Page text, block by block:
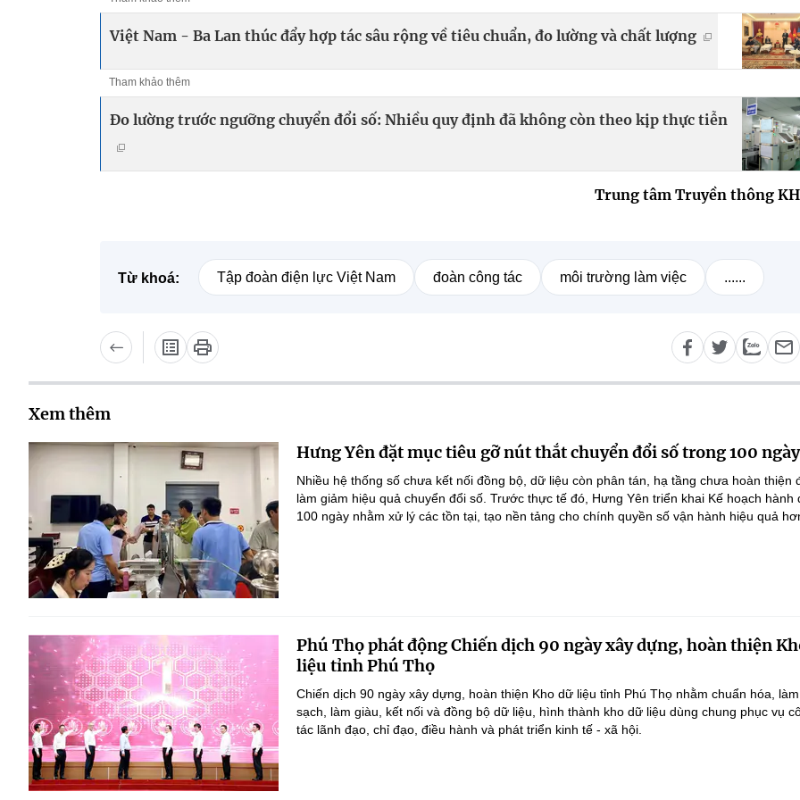
Việt Nam - Ba Lan thúc đẩy hợp tác sâu rộng về tiêu chuẩn, đo lường và chất lượng
Tham khảo thêm
Đo lường trước ngưỡng chuyển đổi số: Nhiều quy định đã không còn theo kịp thực tiễn
Trung tâm Truyền thông
Từ khoá: Tập đoàn điện lực Việt Nam đoàn công tác môi trường làm việc ......
Xem thêm
Hưng Yên đặt mục tiêu gỡ nút thắt chuyển đổi số trong 100 ngày
Nhiều hệ thống số chưa kết nối đồng bộ, dữ liệu còn phân tán, hạ tầng chưa hoàn thiện
làm giảm hiệu quả chuyển đổi số. Trước thực tế đó, Hưng Yên triển khai Kế hoạch hành
100 ngày nhằm xử lý các tồn tại, tạo nền tảng cho chính quyền số vận hành hiệu quả
Phú Thọ phát động Chiến dịch 90 ngày xây dựng, hoàn thiện
liệu tỉnh Phú Thọ
Chiến dịch 90 ngày xây dựng, hoàn thiện Kho dữ liệu tỉnh Phú Thọ nhằm chuẩn hóa, làm
sạch, làm giàu, kết nối và đồng bộ dữ liệu, hình thành kho dữ liệu dùng chung phục vụ
tác lãnh đạo, chỉ đạo, điều hành và phát triển kinh tế - xã hội.